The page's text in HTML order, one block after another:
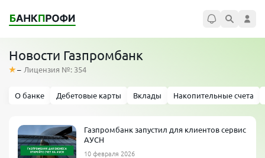
Новости Газпромбанк
– Лицензия №: 354
О банке Дебетовые карты Вклады Накопительные счета
Газпромбанк запустил для клиентов сервис
АУСН
10 февраля 2026